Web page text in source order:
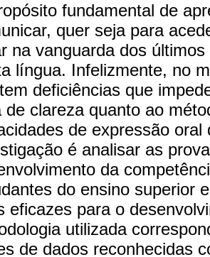
fundamental de
quer seja para
na vanguarda dos
língua. Infelizmente, no
deficiências que
de clareza quanto ao
de expressão
é analisar as
da
do ensino superior
eficazes para o
utilizada
de dados reconhecidas